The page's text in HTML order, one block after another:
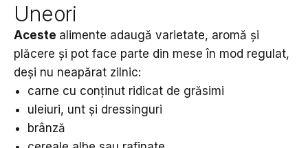
Uneori
Aceste alimente adaugă varietate, aromă și
plăcere și pot face parte din mese în mod regulat,
deși nu neapărat zilnic:
carne cu conținut ridicat de grăsimi
uleiuri, unt și dressinguri
brânză